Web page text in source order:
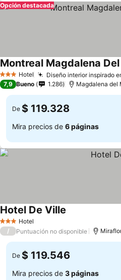
Opción destacada
3 Estrellas
Hotel Diseño interior inspirado
Montreal Magdalena
7,9 Bueno 1.286 Magdalena del
De $ 119.328
Mira precios de 6 páginas
3 Estrellas
Hotel
Hotel De Ville
/ Puntuación no disponible
De $ 119.546
Mira precios de 3 páginas